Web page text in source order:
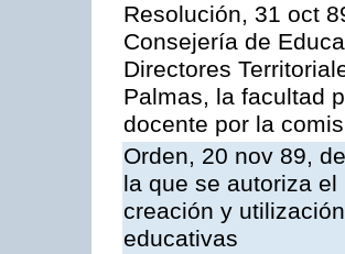
Resolución, 31 oct
Consejería de
Directores
Palmas, la facultad
docente por la
Orden, 20 nov 89,
la que se autoriza
creación y
educativas